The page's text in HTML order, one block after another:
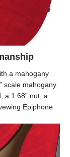
a mahogany
scale mahogany
a 1.68” nut, a
Epiphone